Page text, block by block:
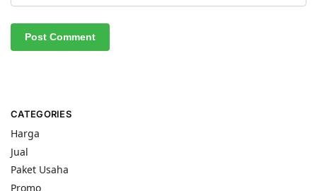
CATEGORIES
Harga
Jual
Paket Usaha
Promo